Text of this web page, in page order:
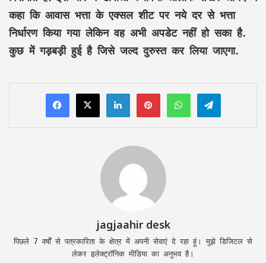
कहा कि आवास भत्ता के एक्सल शीट पर नये दर से भत्ता
निर्धारण किया गया लेकिन वह अभी अपडेट नहीं हो सका है.
कुछ में गड़बड़ी हुई है जिसे जल्द दुरुस्त कर लिया जाएगा.
LinkedInPinterestWhatsAppTelegram
jagjaahir desk
पिछले 7 वर्षों से पत्रकारिता के क्षेत्र में अपनी सेवाएं दे रहा हूं। मुझे डिजिटल से
लेकर इलेक्ट्रॉनिक मीडिया का अनुभव है।